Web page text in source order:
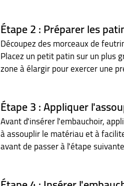
Étape 2 : Préparer les
Découpez des morceaux de
Placez un petit patin sur un plus
zone à élargir pour exercer une
Étape 3 : Appliquer
Avant d'insérer l'embauchoir,
à assouplir le matériau et à
avant de passer à l'étape